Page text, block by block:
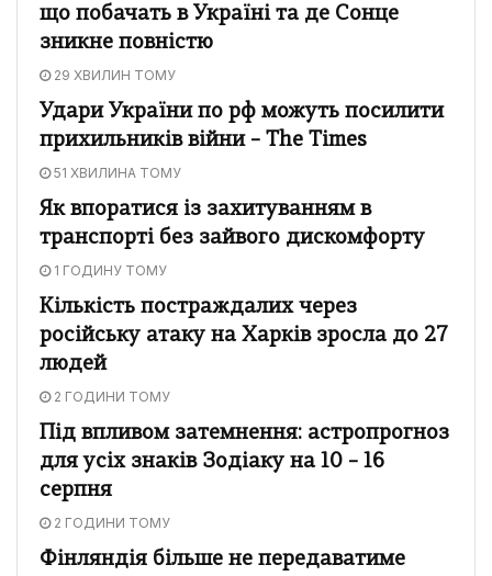
що побачать в Україні та де Сонце
зникне повністю
29 ХВИЛИН ТОМУ
Удари України по рф можуть посилити
прихильників війни – The Times
51 ХВИЛИНА ТОМУ
Як впоратися із захитуванням в
транспорті без зайвого дискомфорту
1 ГОДИНУ ТОМУ
Кількість постраждалих через
російську атаку на Харків зросла до 27
людей
2 ГОДИНИ ТОМУ
Під впливом затемнення: астропрогноз
для усіх знаків Зодіаку на 10 – 16
серпня
2 ГОДИНИ ТОМУ
Фінляндія більше не передаватиме